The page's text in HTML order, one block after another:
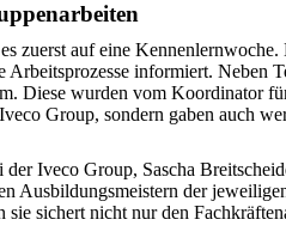
zuerst auf eine
informiert. Neben
Diese wurden vom Koordinator
Group, sondern gaben auch
Iveco Group, Sascha
Ausbildungsmeistern der
sichert nicht nur den